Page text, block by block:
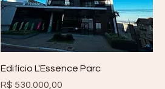
Edifício L'Essence Parc
Preço
R$ 530.000,00